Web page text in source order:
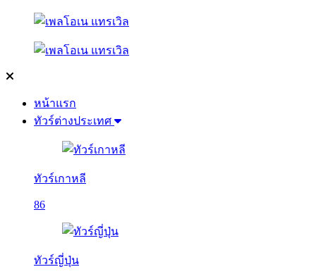
หน้าแรก
ทัวร์ต่างประเทศ
ทัวร์เกาหลี
86
ทัวร์ญี่ปุ่น